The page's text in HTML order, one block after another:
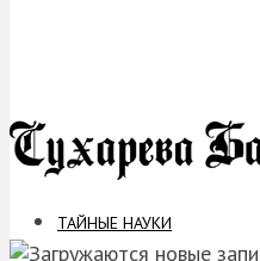
ТАЙНЫЕ НАУКИ